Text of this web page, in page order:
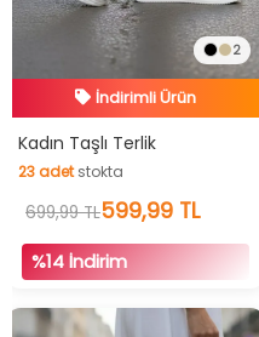
2
İndirimli Ürün
Hızlı Teslimat
İndirimli Ürün
Kadın Taşlı Terlik
23adetstokta
23adetstokta
699,99 TL599,99 TL
%14 İndirim